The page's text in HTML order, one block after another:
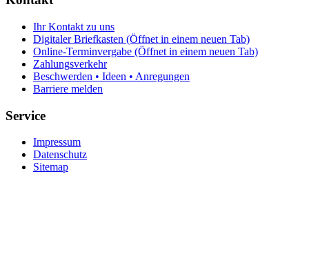
Ihr Kontakt zu uns
Digitaler Briefkasten (Öffnet in einem neuen Tab)
Online-Terminvergabe (Öffnet in einem neuen Tab)
Zahlungsverkehr
Beschwerden • Ideen • Anregungen
Barriere melden
Service
Impressum
Datenschutz
Sitemap